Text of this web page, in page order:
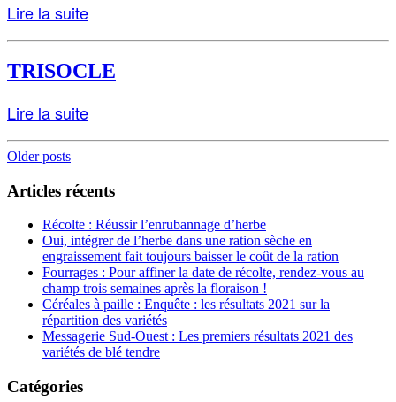
Lire la suite
TRISOCLE
Lire la suite
Posts
Older posts
Articles récents
Récolte : Réussir l’enrubannage d’herbe
Oui, intégrer de l’herbe dans une ration sèche en
engraissement fait toujours baisser le coût de la ration
Fourrages : Pour affiner la date de récolte, rendez-vous au
champ trois semaines après la floraison !
Céréales à paille : Enquête : les résultats 2021 sur la
répartition des variétés
Messagerie Sud-Ouest : Les premiers résultats 2021 des
variétés de blé tendre
Catégories